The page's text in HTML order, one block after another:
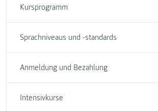
Kursprogramm
Sprachniveaus und -standards
Anmeldung und Bezahlung
Intensivkurse